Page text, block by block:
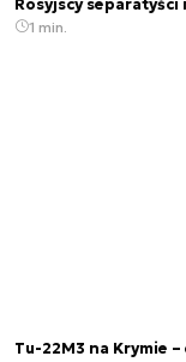
Rosyjscy
1 min.
Tu-22M3 na Krymie